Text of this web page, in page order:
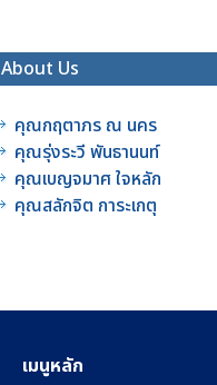
About Us
คุณกฤตาภร ณ นคร
คุณรุ่งระวี พันธานนท์
คุณเบญจมาศ ใจหลัก
คุณสลักจิต การะเกตุ
เมนูหลัก